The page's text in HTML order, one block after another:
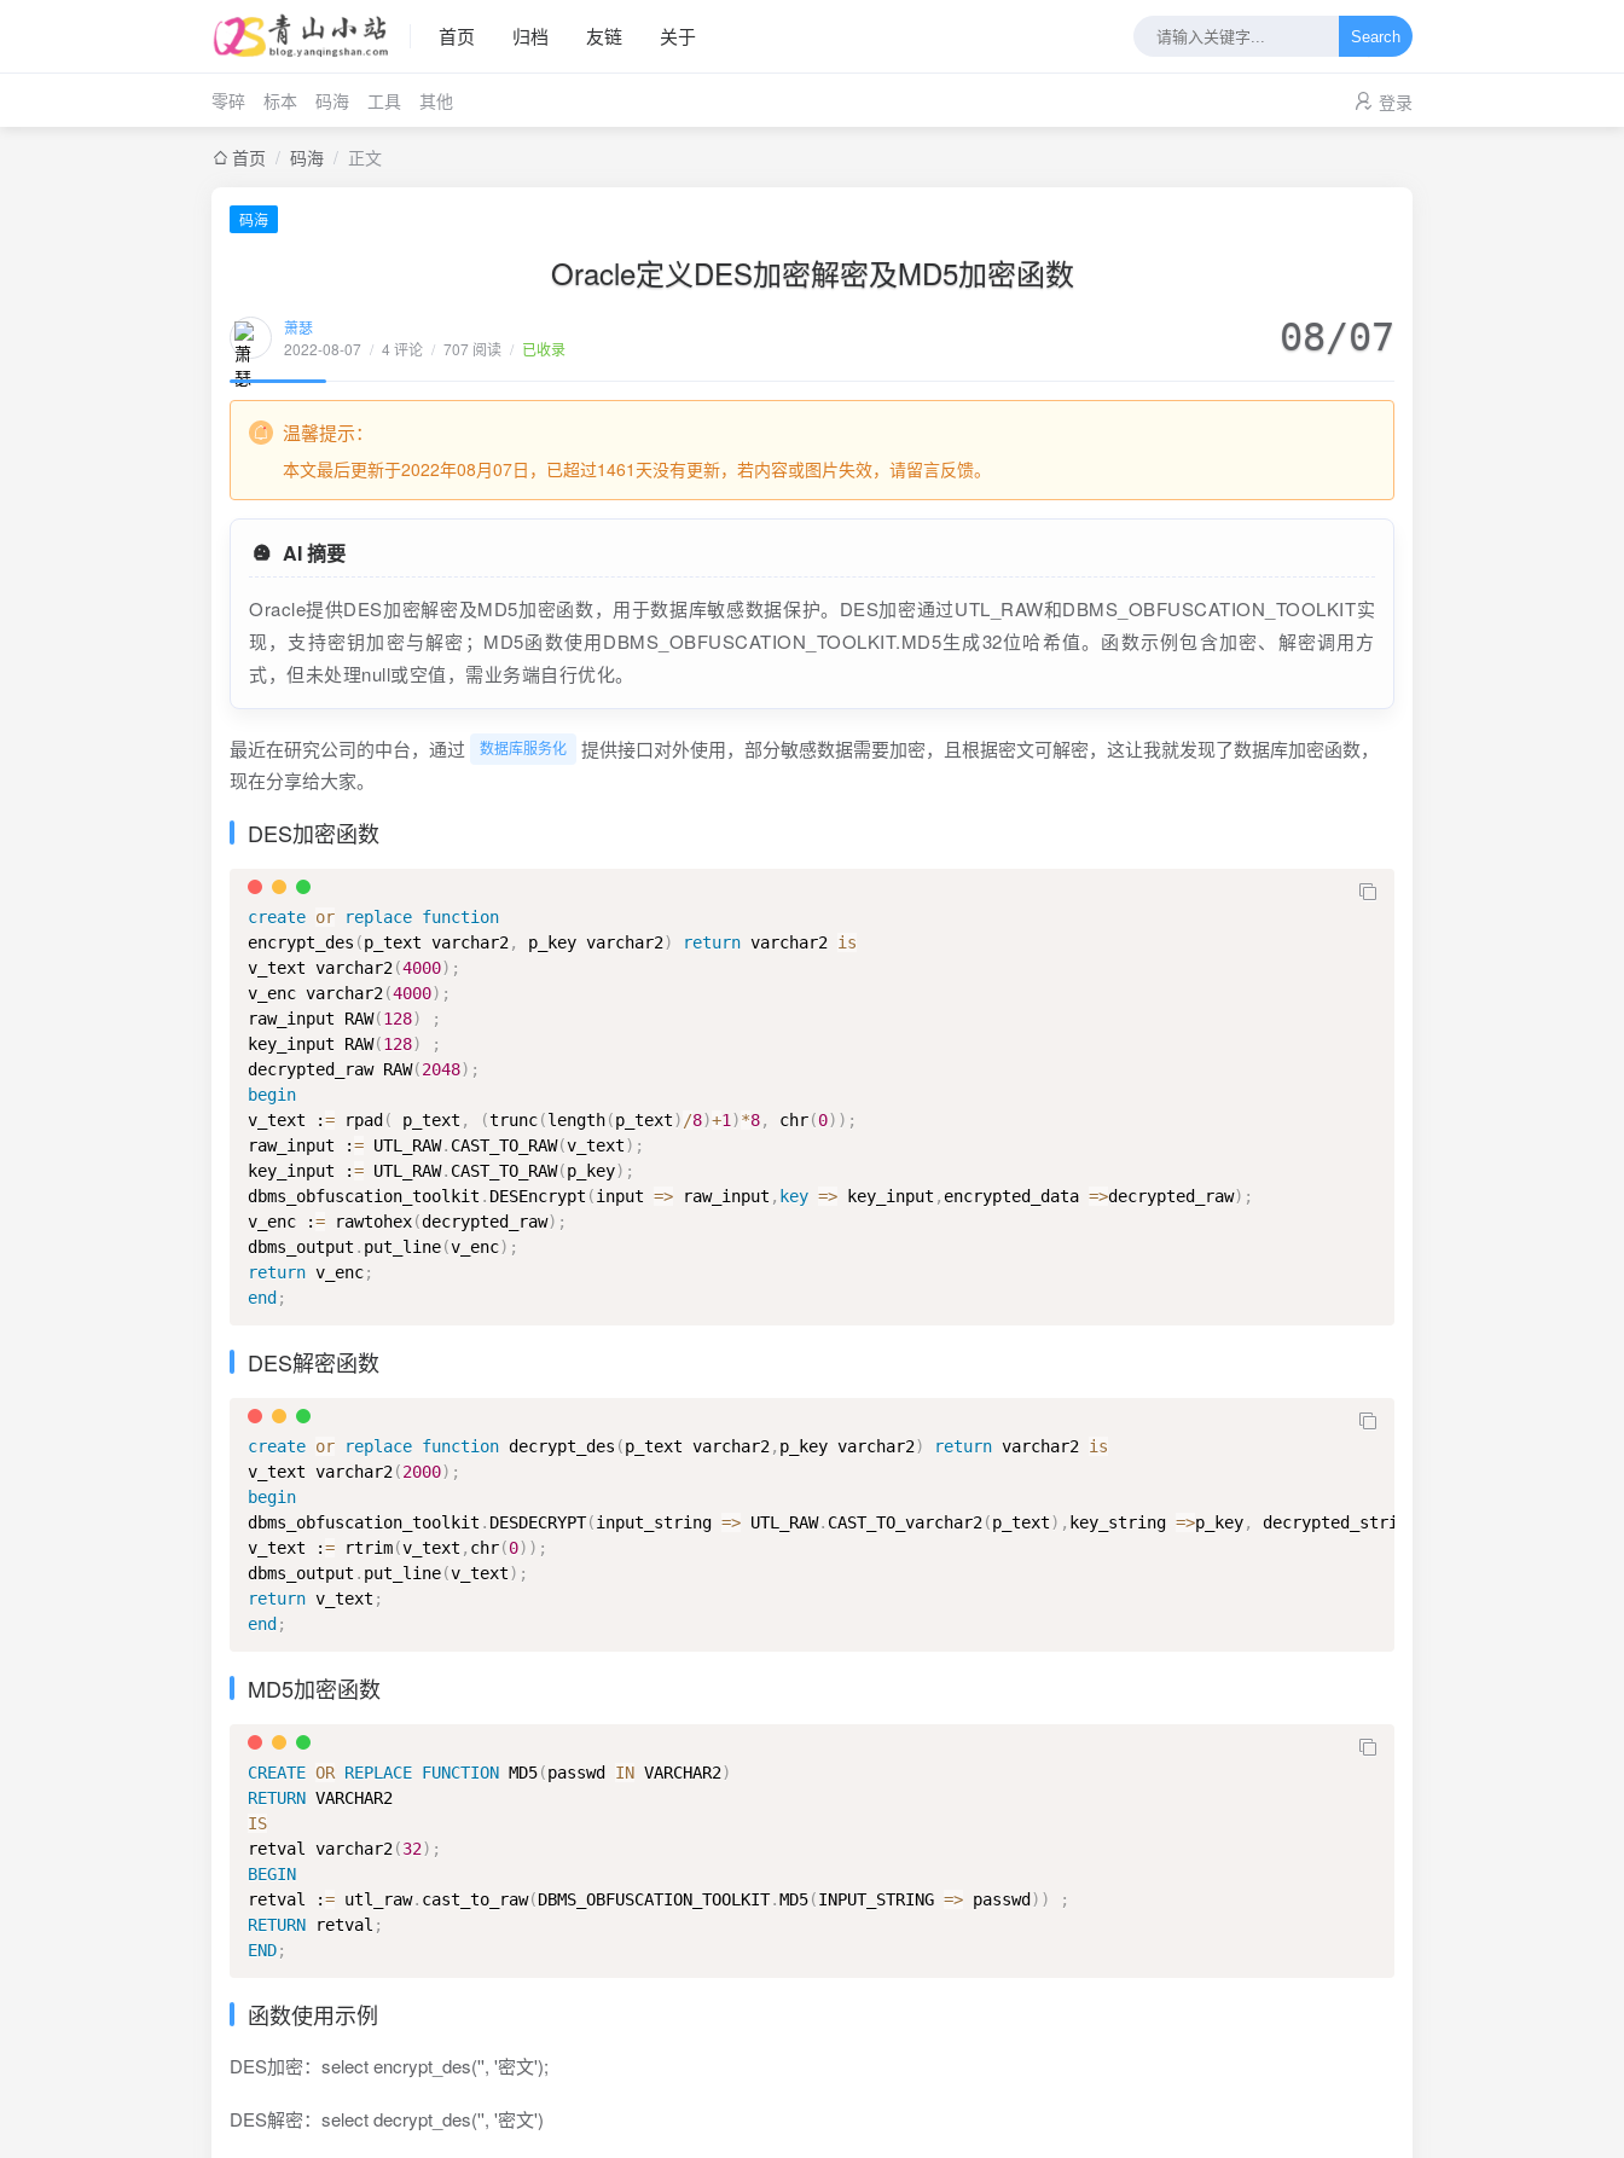
首页 归档 友链 关于 Search
零碎 标本 码海 工具 其他 登录
首页 / 码海 / 正文
码海
Oracle定义DES加密解密及MD5加密函数
萧瑟
2022-08-07 / 4 评论 / 707 阅读 / 已收录 08/07
温馨提示：
本文最后更新于2022年08月07日，已超过1461天没有更新，若内容或图片失效，请留言反馈。
AI 摘要
Oracle提供DES加密解密及MD5加密函数，用于数据库敏感数据保护。DES加密通过UTL_RAW和DBMS_OBFUSCATION_TOOLKIT实
现，支持密钥加密与解密；MD5函数使用DBMS_OBFUSCATION_TOOLKIT.MD5生成32位哈希值。函数示例包含加密、解密调用方
式，但未处理null或空值，需业务端自行优化。
最近在研究公司的中台，通过 数据库服务化
提供接口对外使用，部分敏感数据需要加密，且根据密文可解密，这让我就发现了数据库加密函数，
现在分享给大家。
DES加密函数
create or replace function
encrypt_des (p_text varchar2, p_key varchar2) return varchar2 is
v_text varchar2(4000) ;
v_enc varchar2(4000) ;
raw_input RAW(128)
;
key_input RAW(128)
;
decrypted_raw RAW(2048) ;
begin
v_text := rpad ( p_text , (trunc(length(p_text) /8)+1 )*8, chr(0) ) ;
raw_input := UTL_RAW. CAST_TO_RAW(v_text) ;
key_input := UTL_RAW. CAST_TO_RAW(p_key) ;
dbms_obfuscation_toolkit . DESEncrypt (input => raw_input , key => key_input , encrypted_data =>decrypted_raw) ;
v_enc := rawtohex(decrypted_raw) ;
dbms_output . put_line(v_enc) ;
return v_enc;
end ;
DES解密函数
create or replace function decrypt_des (p_text varchar2, p_key varchar2) return varchar2 is
v_text varchar2(2000) ;
begin
dbms_obfuscation_toolkit . DESDECRYPT(input_string => UTL_RAW. CAST_TO_varchar2(p_text) , key_string =>p_key, decrypted_string
v_text := rtrim(v_text , chr(0) ) ;
dbms_output . put_line(v_text) ;
return v_text ;
end ;
MD5加密函数
CREATE OR REPLACE FUNCTION MD5(passwd IN VARCHAR2)
RETURN
IS
retval varchar2(32) ;
BEGIN
retval := utl_raw. cast_to_raw(DBMS_OBFUSCATION_TOOLKIT.MD5(INPUT_STRING => passwd ) )
;
RETURN retval ;
END;
函数使用示例
DES加密：select encrypt_des('', '密文');
DES解密：select decrypt_des('', '密文')